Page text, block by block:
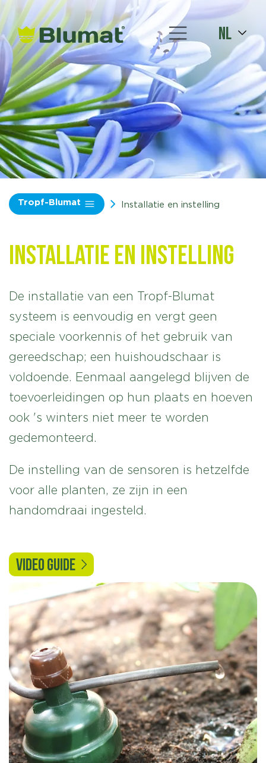
nl
Tropf-Blumat Installatie en instelling
Installatie en instelling
De installatie van een Tropf-Blumat
systeem is eenvoudig en vergt geen
speciale voorkennis of het gebruik van
gereedschap; een huishoudschaar is
voldoende. Eenmaal aangelegd blijven de
toevoerleidingen op hun plaats en hoeven
ook 's winters niet meer te worden
gedemonteerd.
De instelling van de sensoren is hetzelfde
voor alle planten, ze zijn in een
handomdraai ingesteld.
VIDEO GUIDE